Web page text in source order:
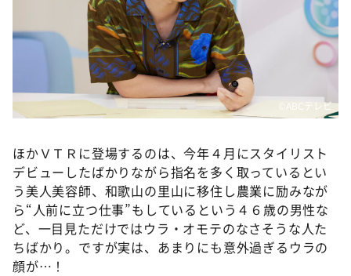
©ABCテレビ
ほかＶＴＲに登場するのは、今年４月にスタイリスト
デビューしたばかりながら指名を多く取っているとい
う美人美容師、和歌山の里山に移住し農業に励みなが
ら“人前に立つ仕事”もしているという４６歳の男性な
ど、一目見ただけではウラ・オモテのなさそうな人た
ちばかり。ですが実は、あまりにも意外過ぎるウラの
顔が…！